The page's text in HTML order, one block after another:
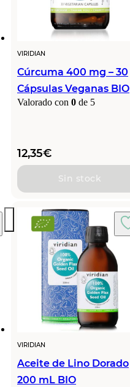
VIRIDIAN
Cúrcuma 400 mg – 30
Cápsulas Veganas BIO
Valorado con 0 de 5
12,35€
Sin stock
VIRIDIAN
Aceite de Lino Dorado
200 mL BIO